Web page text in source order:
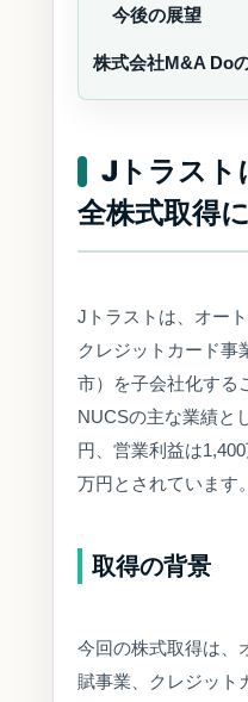
今後の展望
株式会社M&A Do
Jトラスト
全株式取得
Jトラストは、オー
クレジットカード事
市）を子会社化する
NUCSの主な業績と
円、営業利益は
万円とされています。
取得の背景
今回の株式取得は、
賦事業、クレジット